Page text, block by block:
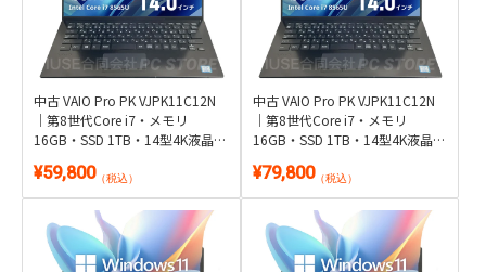
中古 VAIO Pro PK VJPK11C12N
｜第8世代Core i7・メモリ
16GB・SSD 1TB・14型4K液晶・
Office 2付き
¥59,800（税込）
中古 VAIO Pro PK VJPK11C12N
｜第8世代Core i7・メモリ
16GB・SSD 1TB・14型4K液晶・
Microsoft Office 2024付き
¥79,800（税込）